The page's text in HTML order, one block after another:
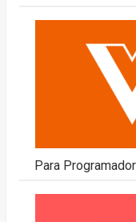
Para